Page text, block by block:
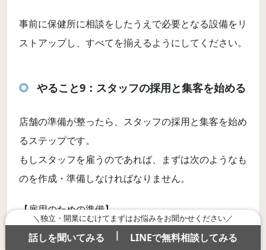
事前に保健所に相談をしたうえで必要となる設備をリ
ストアップし、すべてを揃えるようにしてください。
やること9：スタッフの採用と集客を始める
店舗の準備が整ったら、スタッフの採用と集客を始め
るステップです。
もしスタッフを雇うのであれば、まずは次のようなも
のを作成・準備しなければなりません。
【雇用のための準備】
＼独立・開業にむけてまずはお悩みをお聞かせください／
話しを聞いてみる | LINEで無料相談してみる